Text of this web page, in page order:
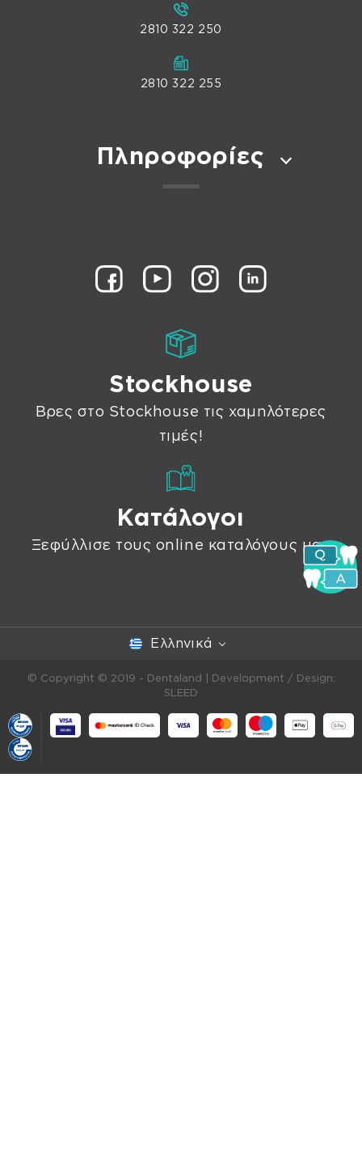
2810 322 250
2810 322 255
Πληροφορίες
Stockhouse
Βρες στο Stockhouse τις χαμηλότερες
τιμές!
Κατάλογοι
Ξεφύλλισε τους online καταλόγους μας
Ελληνικά
© Copyright © 2019 - Dentaland |
Development / Design:
SLEED